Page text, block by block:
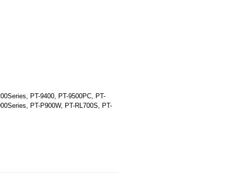
PT-9400, PT-9500PC, PT-
PT-P900W, PT-RL700S, PT-